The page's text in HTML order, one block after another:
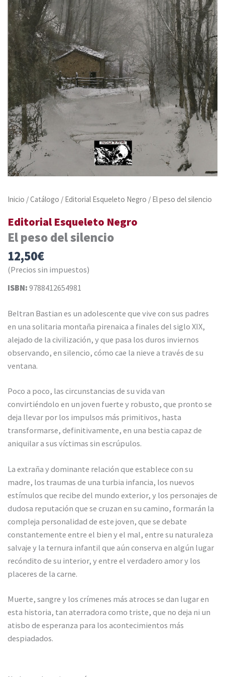
Inicio /Catálogo / Editorial Esqueleto Negro / El peso del silencio
Editorial Esqueleto Negro
El peso del silencio
12,50€
(Precios sin impuestos)
ISBN: 9788412654981
Beltran Bastian es un adolescente que vive con sus padres
en una solitaria montaña pirenaica a finales del siglo XIX,
alejado de la civilización, y que pasa los duros inviernos
observando, en silencio, cómo cae la nieve a través de su
ventana.
Poco a poco, las circunstancias de su vida van
convirtiéndolo en un joven fuerte y robusto, que pronto se
deja llevar por los impulsos más primitivos, hasta
transformarse, definitivamente, en una bestia capaz de
aniquilar a sus víctimas sin escrúpulos.
La extraña y dominante relación que establece con su
madre, los traumas de una turbia infancia, los nuevos
estímulos que recibe del mundo exterior, y los personajes de
dudosa reputación que se cruzan en su camino, formarán la
compleja personalidad de este joven, que se debate
constantemente entre el bien y el mal, entre su naturaleza
salvaje y la ternura infantil que aún conserva en algún lugar
recóndito de su interior, y entre el verdadero amor y los
placeres de la carne.
Muerte, sangre y los crímenes más atroces se dan lugar en
esta historia, tan aterradora como triste, que no deja ni un
atisbo de esperanza para los acontecimientos más
despiadados.